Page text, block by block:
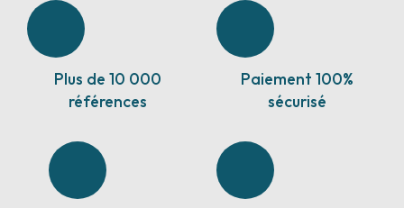
Plus de 10 000
références
Paiement 100%
sécurisé